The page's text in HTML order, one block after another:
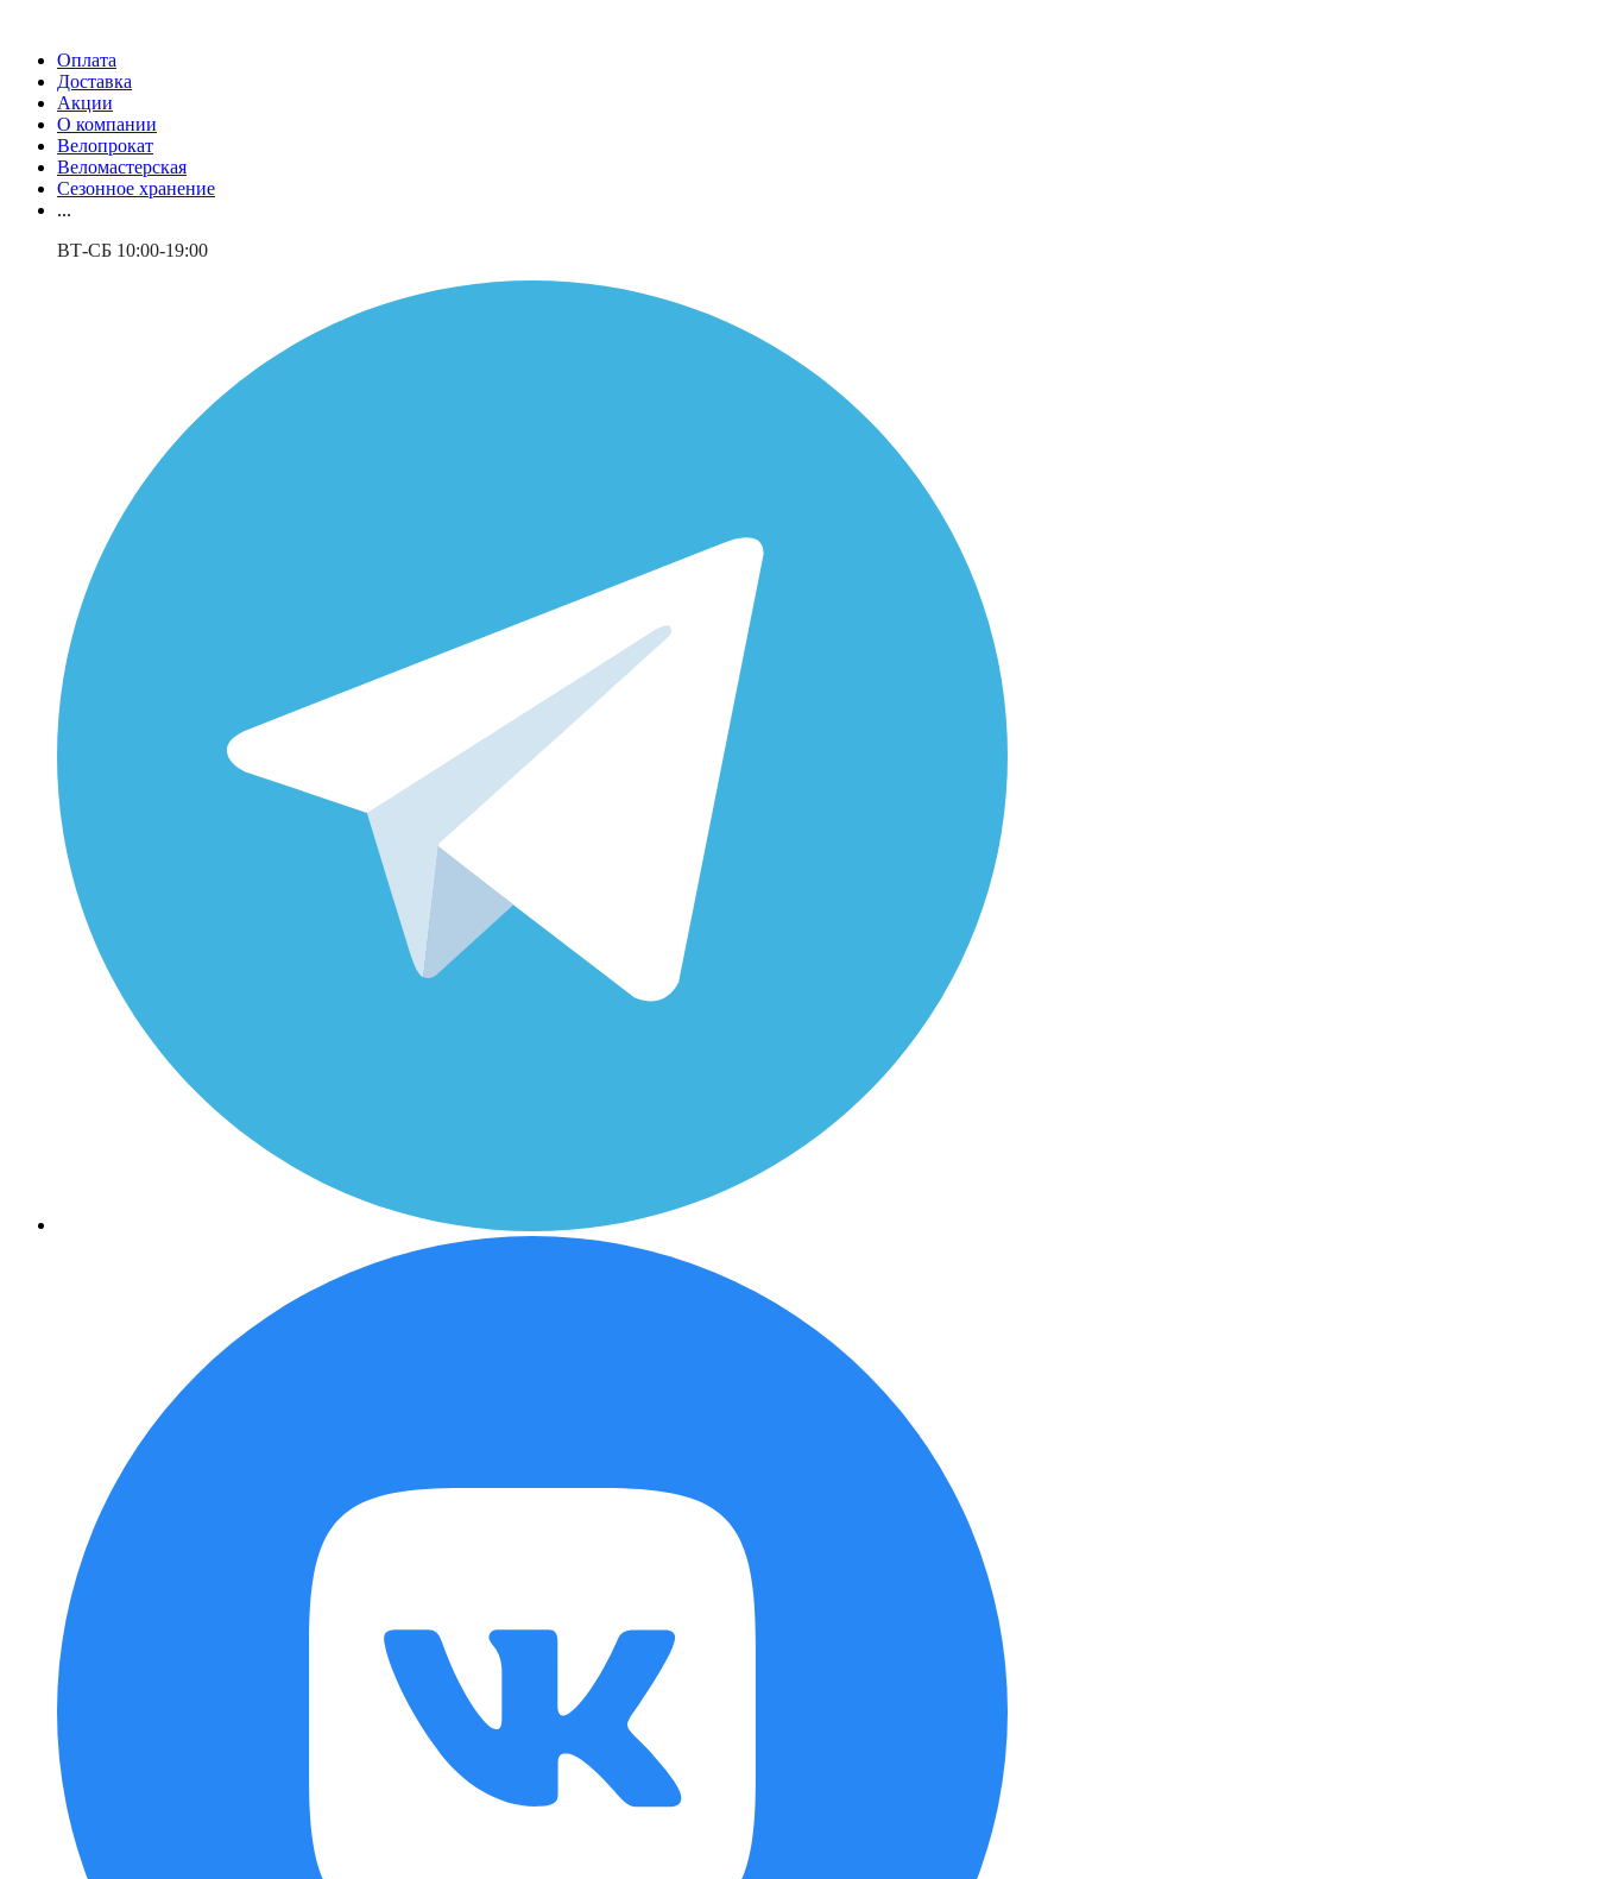
Оплата
Доставка
Акции
О компании
Велопрокат
Веломастерская
Сезонное хранение
...
ВТ-СБ 10:00-19:00